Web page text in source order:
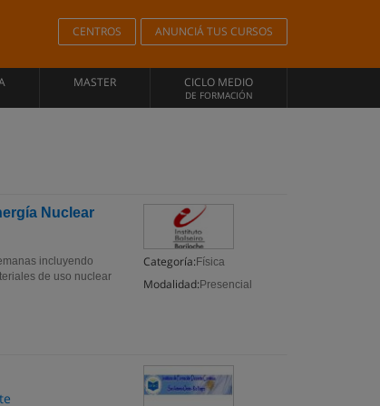
CENTROS ANUNCIÁ TUS CURSOS
MASTER CICLO MEDIO
DE FORMACIÓN
Nuclear
Categoría: Física
Modalidad: Presencial
incluyendo
de uso nuclear